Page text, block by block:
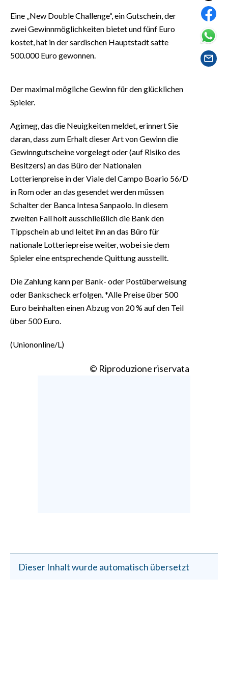
INSULARITÀ
VIDEO
INFO AZIENDE
ABBONATI
ANNUNCI
NECROLOGI
PUBBLICITÀ
Eine „New Double Challenge“, ein Gutschein, der
zwei Gewinnmöglichkeiten bietet und fünf Euro
kostet, hat in der sardischen Hauptstadt satte
500.000 Euro gewonnen.
Der maximal mögliche Gewinn für den glücklichen
Spieler.
Agimeg, das die Neuigkeiten meldet, erinnert Sie
daran, dass zum Erhalt dieser Art von Gewinn die
Gewinngutscheine vorgelegt oder (auf Risiko des
Besitzers) an das Büro der Nationalen
Lotterienpreise in der Viale del Campo Boario 56/D
in Rom oder an das gesendet werden müssen
Schalter der Banca Intesa Sanpaolo. In diesem
zweiten Fall holt ausschließlich die Bank den
Tippschein ab und leitet ihn an das Büro für
nationale Lotteriepreise weiter, wobei sie dem
Spieler eine entsprechende Quittung ausstellt.
Die Zahlung kann per Bank- oder Postüberweisung
oder Bankscheck erfolgen. *Alle Preise über 500
Euro beinhalten einen Abzug von 20 % auf den Teil
über 500 Euro.
(Uniononline/L)
© Riproduzione riservata
Dieser Inhalt wurde automatisch übersetzt